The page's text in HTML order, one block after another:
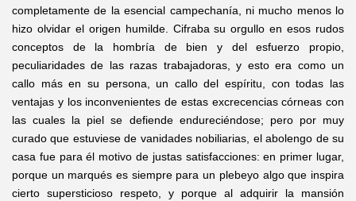
completamente de la esencial campechanía, ni mucho menos lo
hizo olvidar el origen humilde. Cifraba su orgullo en esos rudos
conceptos de la hombría de bien y del esfuerzo propio,
peculiaridades de las razas trabajadoras, y esto era como un
callo más en su persona, un callo del espíritu, con todas las
ventajas y los inconvenientes de estas excrecencias córneas con
las cuales la piel se defiende endureciéndose; pero por muy
curado que estuviese de vanidades nobiliarias, el abolengo de su
casa fue para él motivo de justas satisfacciones: en primer lugar,
porque un marqués es siempre para un plebeyo algo que inspira
cierto supersticioso respeto, y porque al adquirir la mansión